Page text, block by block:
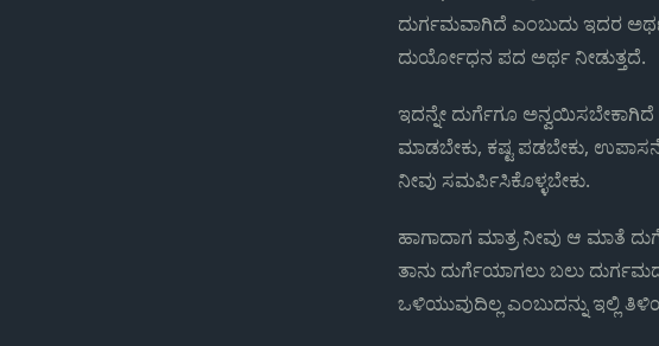
ದುರ್ಗಮವಾಗಿದೆ ಎಂಬುದು ಇದರ
ದುರ್ಯೋಧನ ಪದ ಅರ್ಥ ನೀಡುತ್ತದೆ.
ಇದನ್ನೇ ದುರ್ಗೆಗೂ ಅನ್ವಯಿಸಬೇಕಾಗಿದೆ
ಮಾಡಬೇಕು, ಕಷ್ಟ ಪಡಬೇಕು, ಉಪಾಸನೆ
ನೀವು ಸಮರ್ಪಿಸಿಕೊಳ್ಳಬೇಕು.
ಹಾಗಾದಾಗ ಮಾತ್ರ ನೀವು ಆ ಮಾತೆ
ತಾನು ದುರ್ಗೆಯಾಗಲು ಬಲು
ಒಳಿಯುವುದಿಲ್ಲ ಎಂಬುದನ್ನು ಇಲ್ಲಿ